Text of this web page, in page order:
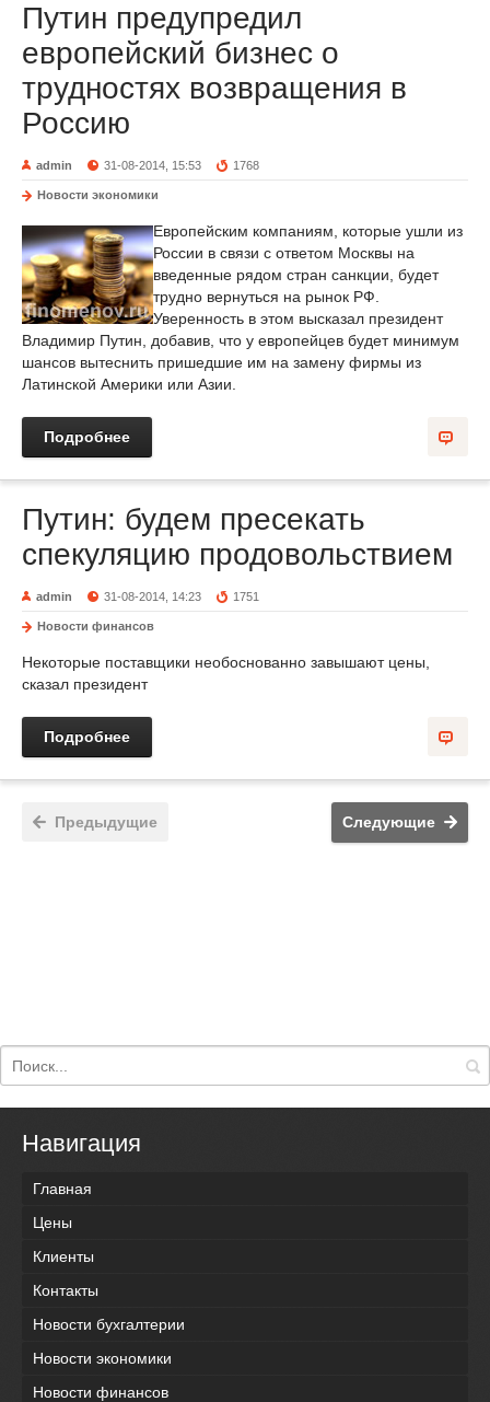
Путин предупредил
европейский бизнес о
трудностях возвращения в
Россию
admin 31-08-2014, 15:53 1768
Новости экономики
Европейским компаниям, которые ушли из
России в связи с ответом Москвы на
введенные рядом стран санкции, будет
трудно вернуться на рынок РФ.
Уверенность в этом высказал президент
Владимир Путин, добавив, что у европейцев будет минимум
шансов вытеснить пришедшие им на замену фирмы из
Латинской Америки или Азии.
Подробнее
Путин: будем пресекать
спекуляцию продовольствием
admin 31-08-2014, 14:23 1751
Новости финансов
Некоторые поставщики необоснованно завышают цены,
сказал президент
Подробнее
Предыдущие Следующие
Навигация
Главная
Цены
Клиенты
Контакты
Новости бухгалтерии
Новости экономики
Новости финансов